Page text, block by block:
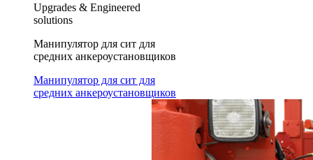
Upgrades & Engineered
solutions
Манипулятор для сит для
средних анкероустановщиков
Манипулятор для сит для
средних анкероустановщиков